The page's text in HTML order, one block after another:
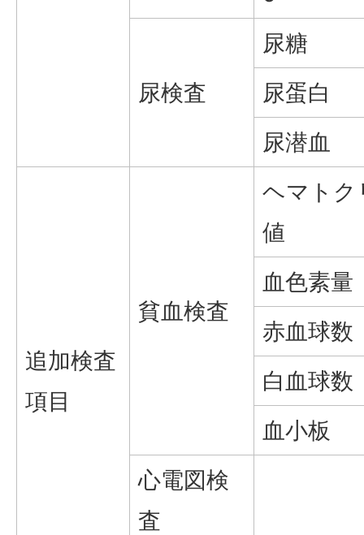
尿検査
尿糖
尿蛋白
尿潜血
追加検査
項目
貧血検査
ヘマトク
値
血色素量
赤血球数
白血球数
血小板
心電図検
査